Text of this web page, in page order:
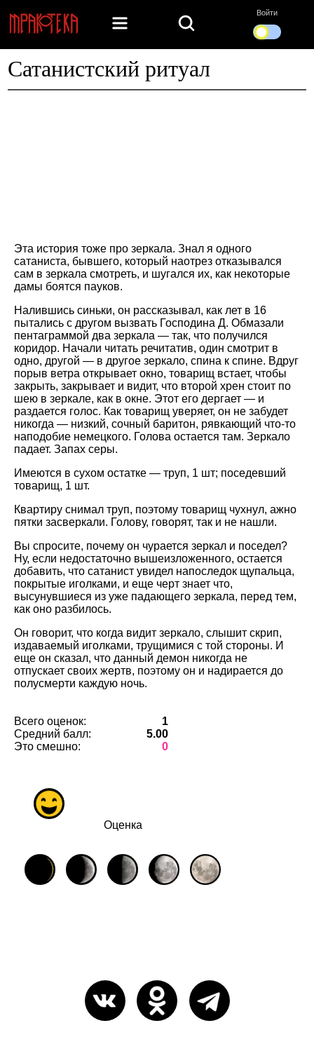
Войти
Сатанистский ритуал
Эта история тоже про зеркала. Знал я одного
сатаниста, бывшего, который наотрез отказывался
сам в зеркала смотреть, и шугался их, как некоторые
дамы боятся пауков.
Налившись синьки, он рассказывал, как лет в 16
пытались с другом вызвать Господина Д. Обмазали
пентаграммой два зеркала — так, что получился
коридор. Начали читать речитатив, один смотрит в
одно, другой — в другое зеркало, спина к спине. Вдруг
порыв ветра открывает окно, товарищ встает, чтобы
закрыть, закрывает и видит, что второй хрен стоит по
шею в зеркале, как в окне. Этот его дергает — и
раздается голос. Как товарищ уверяет, он не забудет
никогда — низкий, сочный баритон, рявкающий что-то
наподобие немецкого. Голова остается там. Зеркало
падает. Запах серы.
Имеются в сухом остатке — труп, 1 шт; поседевший
товарищ, 1 шт.
Квартиру снимал труп, поэтому товарищ чухнул, ажно
пятки засверкали. Голову, говорят, так и не нашли.
Вы спросите, почему он чурается зеркал и поседел?
Ну, если недостаточно вышеизложенного, остается
добавить, что сатанист увидел напоследок щупальца,
покрытые иголками, и еще черт знает что,
высунувшиеся из уже падающего зеркала, перед тем,
как оно разбилось.
Он говорит, что когда видит зеркало, слышит скрип,
издаваемый иголками, трущимися с той стороны. И
еще он сказал, что данный демон никогда не
отпускает своих жертв, поэтому он и надирается до
полусмерти каждую ночь.
Всего оценок:
1
Средний балл:
5.00
Это смешно:
0
Оценка